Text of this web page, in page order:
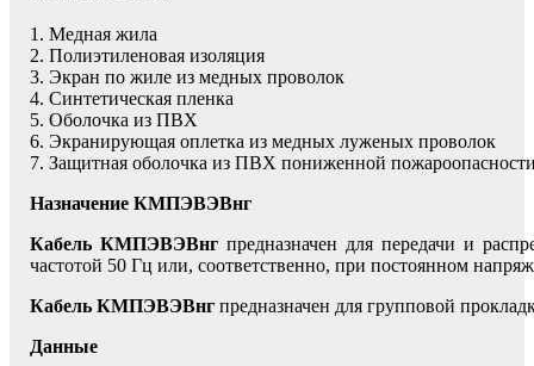
1. Медная жила
2. Полиэтиленовая изоляция
3. Экран по жиле из медных проволок
4. Синтетическая пленка
5. Оболочка из ПВХ
6. Экранирующая оплетка из медных луженых проволок
7. Защитная оболочка из ПВХ пониженной
Назначение КМПЭВЭВнг
Кабель КМПЭВЭВнг предназначен для передачи и
частотой 50 Гц или, соответственно, при постоянном
Кабель КМПЭВЭВнг предназначен для групповой
Данные